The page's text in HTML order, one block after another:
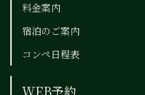
料金案内
宿泊のご案内
コンペ日程表
WEB予約